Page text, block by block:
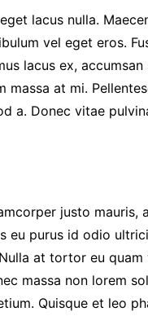
lacus nulla.
vel eget eros.
lacus ex,
massa at mi.
a. Donec vitae
justo mauris,
eu purus id odio
at tortor eu quam
massa non lorem
Quisque et leo